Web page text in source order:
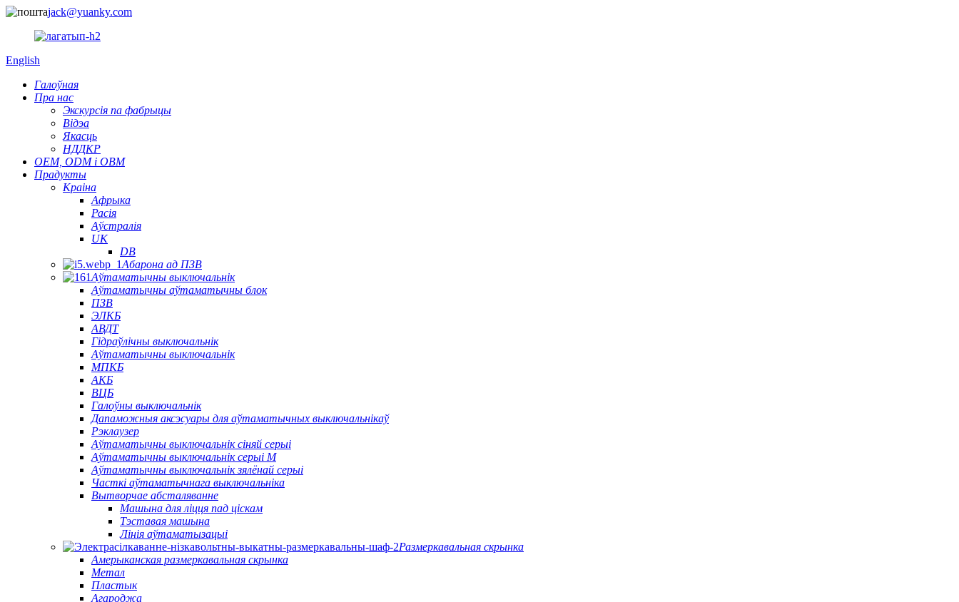
jack@yuanky.com
English
Галоўная
Пра нас
Экскурсія па фабрыцы
Відэа
Якасць
НДДКР
OEM, ODM і OBM
Прадукты
Краіна
Афрыка
Расія
Аўстралія
UK
DB
Абарона ад ПЗВ
Аўтаматычны выключальнік
Аўтаматычны аўтаматычны блок
ПЗВ
ЭЛКБ
АВДТ
Гідраўлічны выключальнік
Аўтаматычны выключальнік
МПКБ
АКБ
ВЦБ
Галоўны выключальнік
Дапаможныя аксэсуары для аўтаматычных выключальнікаў
Рэклаузер
Аўтаматычны выключальнік сіняй серыі
Аўтаматычны выключальнік серыі M
Аўтаматычны выключальнік зялёнай серыі
Часткі аўтаматычнага выключальніка
Вытворчае абсталяванне
Машына для ліцця пад ціскам
Тэставая машына
Лінія аўтаматызацыі
Размеркавальная скрынка
Амерыканская размеркавальная скрынка
Метал
Пластык
Агароджа